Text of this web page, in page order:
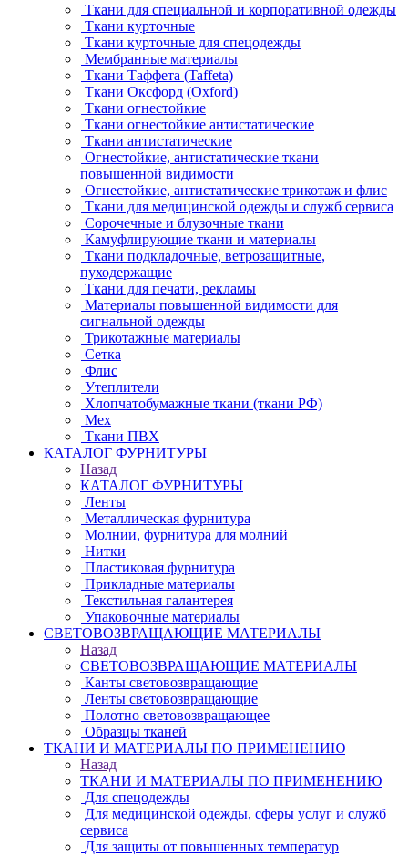
Ткани для специальной и корпоративной одежды
Ткани курточные
Ткани курточные для спецодежды
Мембранные материалы
Ткани Таффета (Taffeta)
Ткани Оксфорд (Oxford)
Ткани огнестойкие
Ткани огнестойкие антистатические
Ткани антистатические
Огнестойкие, антистатические ткани
повышенной видимости
Огнестойкие, антистатические трикотаж и флис
Ткани для медицинской одежды и служб сервиса
Сорочечные и блузочные ткани
Камуфлирующие ткани и материалы
Ткани подкладочные, ветрозащитные,
пуходержащие
Ткани для печати, рекламы
Материалы повышенной видимости для
сигнальной одежды
Трикотажные материалы
Сетка
Флис
Утеплители
Хлопчатобумажные ткани (ткани РФ)
Мех
Ткани ПВХ
КАТАЛОГ ФУРНИТУРЫ
Назад
КАТАЛОГ ФУРНИТУРЫ
Ленты
Металлическая фурнитура
Молнии, фурнитура для молний
Нитки
Пластиковая фурнитура
Прикладные материалы
Текстильная галантерея
Упаковочные материалы
СВЕТОВОЗВРАЩАЮЩИЕ МАТЕРИАЛЫ
Назад
СВЕТОВОЗВРАЩАЮЩИЕ МАТЕРИАЛЫ
Канты световозвращающие
Ленты световозвращающие
Полотно световозвращающее
Образцы тканей
ТКАНИ И МАТЕРИАЛЫ ПО ПРИМЕНЕНИЮ
Назад
ТКАНИ И МАТЕРИАЛЫ ПО ПРИМЕНЕНИЮ
Для спецодежды
Для медицинской одежды, сферы услуг и служб
сервиса
Для защиты от повышенных температур